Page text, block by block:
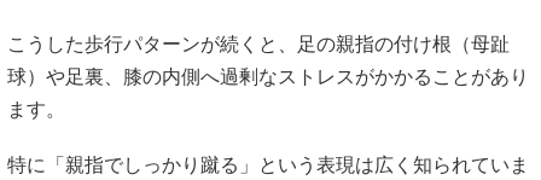
こうした歩行パターンが続くと、足の親指の付け根（母趾
球）や足裏、膝の内側へ過剰なストレスがかかることがあり
ます。
特に「親指でしっかり蹴る」という表現は広く知られていま